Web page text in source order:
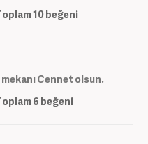
10beğeni
Cennet olsun.
6 beğeni